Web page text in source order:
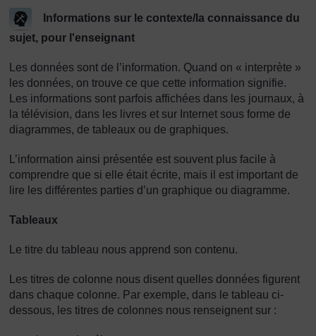
Informations sur le contexte/la connaissance du
sujet, pour l'enseignant
Les données sont de l’information. Quand on « interprète »
les données, on trouve ce que cette information signifie.
Les informations sont parfois affichées dans les journaux, à
la télévision, dans les livres et sur Internet sous forme de
diagrammes, de tableaux ou de graphiques.
L’information ainsi présentée est souvent plus facile à
comprendre que si elle était écrite, mais il est important de
lire les différentes parties d’un graphique ou diagramme.
Tableaux
Le titre du tableau nous apprend son contenu.
Les titres de colonne nous disent quelles données figurent
dans chaque colonne. Par exemple, dans le tableau ci-
dessous, les titres de colonnes nous renseignent sur :